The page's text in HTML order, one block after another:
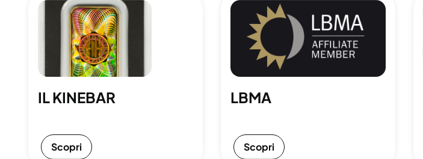
IL KINEBAR
Scopri
LBMA
Scopri